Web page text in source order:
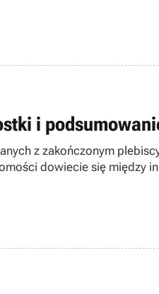
i
z zakończonym
dowiecie się między
zażarta walka.